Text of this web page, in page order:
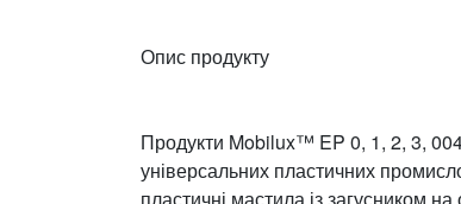
Опис продукту
Продукти Mobilux™ EP 0, 1, 2, 3,
універсальних пластичних
пластичні мастила із загусником